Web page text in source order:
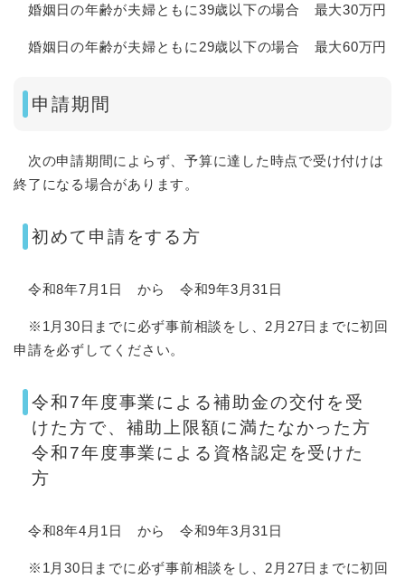
婚姻日の年齢が夫婦ともに39歳以下の場合 最大30万円
婚姻日の年齢が夫婦ともに29歳以下の場合 最大60万円
申請期間
次の申請期間によらず、予算に達した時点で受け付けは
終了になる場合があります。
初めて申請をする方
令和8年7月1日 から 令和9年3月31日
※1月30日までに必ず事前相談をし、2月27日までに初回
申請を必ずしてください。
令和7年度事業による補助金の交付を受
けた方で、補助上限額に満たなかった方
令和7年度事業による資格認定を受けた
方
令和8年4月1日 から 令和9年3月31日
※1月30日までに必ず事前相談をし、2月27日までに初回